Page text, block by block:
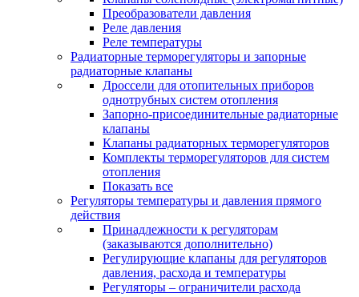
Преобразователи давления
Реле давления
Реле температуры
Радиаторные терморегуляторы и запорные
радиаторные клапаны
Дроссели для отопительных приборов
однотрубных систем отопления
Запорно-присоединительные радиаторные
клапаны
Клапаны радиаторных терморегуляторов
Комплекты терморегуляторов для систем
отопления
Показать все
Регуляторы температуры и давления прямого
действия
Принадлежности к регуляторам
(заказываются дополнительно)
Регулирующие клапаны для регуляторов
давления, расхода и температуры
Регуляторы – ограничители расхода